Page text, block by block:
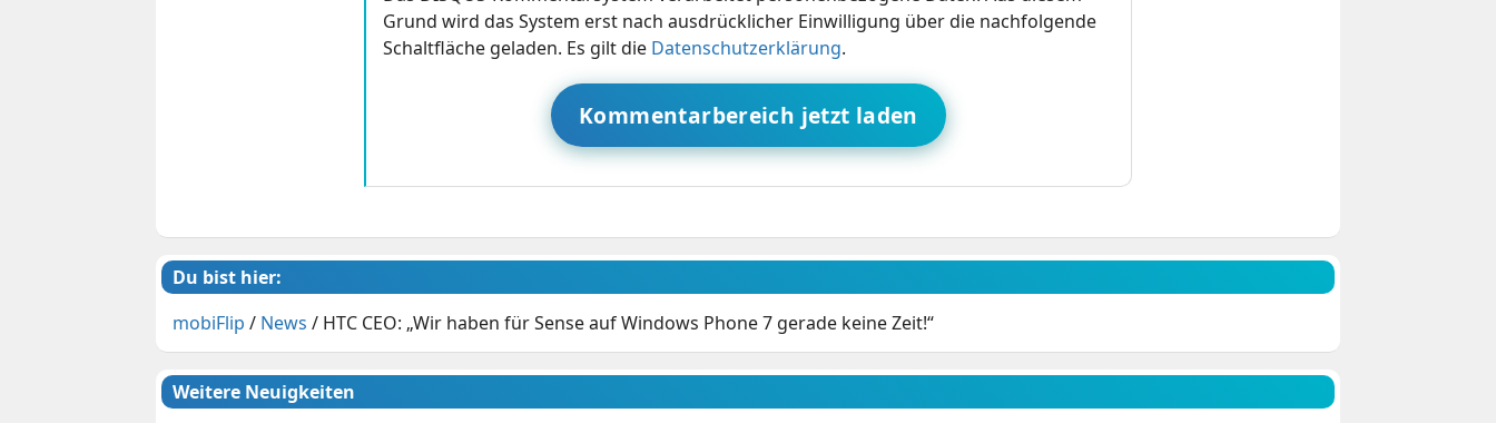
Grund wird das System erst nach ausdrücklicher Einwilligung über die nachfolgende
Schaltfläche geladen. Es gilt die Datenschutzerklärung.
Kommentarbereich jetzt laden
Du bist hier:
mobiFlip / News / HTC CEO: „Wir haben für Sense auf Windows Phone 7 gerade keine Zeit!“
Weitere Neuigkeiten